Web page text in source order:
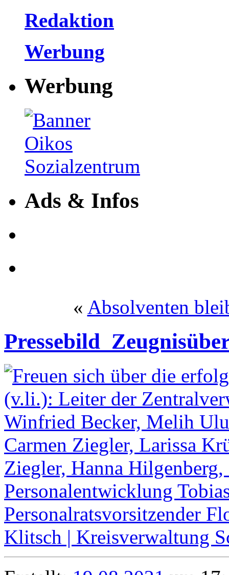
Redaktion
Werbung
Werbung
Ads & Infos
« Absolventen